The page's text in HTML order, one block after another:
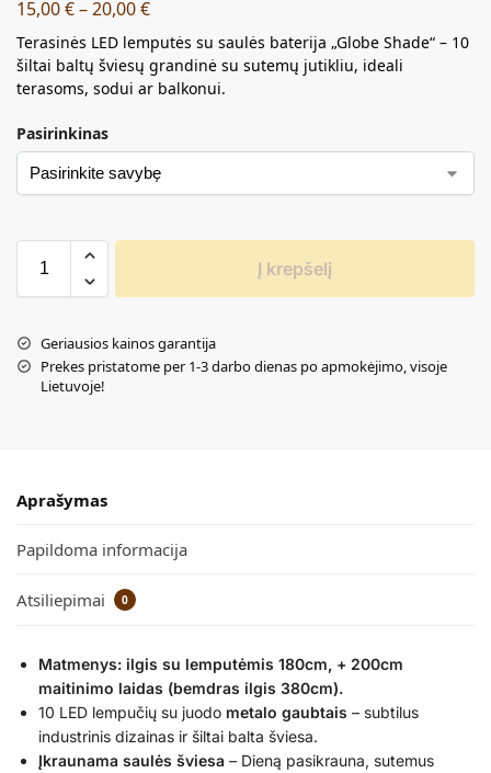
15,00€–20,00€
Terasinės LED lemputės su saulės baterija „Globe Shade“ – 10
šiltai baltų šviesų grandinė su sutemų jutikliu, ideali
terasoms, sodui ar balkonui.
Pasirinkinas
Į krepšelį
Geriausios kainos garantija
Prekes pristatome per 1-3 darbo dienas po apmokėjimo, visoje
Lietuvoje!
Aprašymas
Papildoma informacija
Atsiliepimai 0
Matmenys: ilgis su lemputėmis 180cm, + 200cm
maitinimo laidas (bemdras ilgis 380cm).
10 LED lempučių su juodo metalo gaubtais – subtilus
industrinis dizainas ir šiltai balta šviesa.
Įkraunama saulės šviesa – Dieną pasikrauna, sutemus